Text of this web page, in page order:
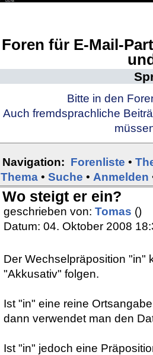
Foren für E-Mail-
Bitte in den
Auch fremdsprachliche
Navigation: Forenliste •
Thema • Suche • Anmelden
Wo steigt er ein?
geschrieben von: Tomas ()
Datum: 04. Oktober 2008
Der Wechselpräposition "in"
"Akkusativ" folgen.
Ist "in" eine reine
dann verwendet man den
Ist "in" jedoch eine